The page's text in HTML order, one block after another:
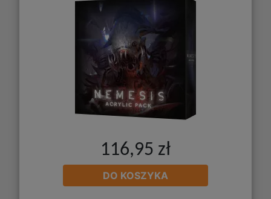
116,95 zł
DO KOSZYKA